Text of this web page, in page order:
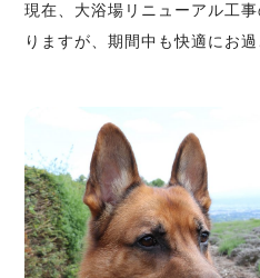
現在、大浴場リニューアル工
りますが、期間中も快適にお